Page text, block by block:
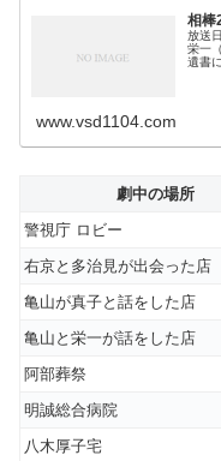
相棒
放送
栄一
遺書
www.vsd1104.com
劇中の場所
警視庁 ロビー
右京と多治見が出会った店
亀山が真子と話をした店
亀山と栄一が話をした店
阿部葬祭
明誠総合病院
八木厚子宅